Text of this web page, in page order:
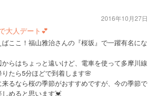
大人デート💕
ここ！福山雅治さんの『桜坂』で一躍有名にな
らはちょっと遠いけど、電車を使って多摩川線
たら5分ほどで到着します🌸
るなら桜の季節がおすすめですが、今の季節で
しめると思います💓
2016年10月27日